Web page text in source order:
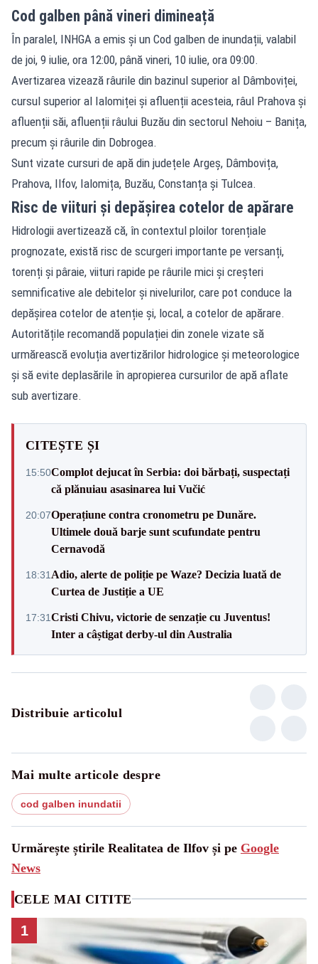
Cod galben până vineri dimineață
În paralel, INHGA a emis și un Cod galben de inundații, valabil
de joi, 9 iulie, ora 12:00, până vineri, 10 iulie, ora 09:00.
Avertizarea vizează râurile din bazinul superior al Dâmboviței,
cursul superior al Ialomiței și afluenții acesteia, râul Prahova și
afluenții săi, afluenții râului Buzău din sectorul Nehoiu – Banița,
precum și râurile din Dobrogea.
Sunt vizate cursuri de apă din județele Argeș, Dâmbovița,
Prahova, Ilfov, Ialomița, Buzău, Constanța și Tulcea.
Risc de viituri și depășirea cotelor de apărare
Hidrologii avertizează că, în contextul ploilor torențiale
prognozate, există risc de scurgeri importante pe versanți,
torenți și pâraie, viituri rapide pe râurile mici și creșteri
semnificative ale debitelor și nivelurilor, care pot conduce la
depășirea cotelor de atenție și, local, a cotelor de apărare.
Autoritățile recomandă populației din zonele vizate să
urmărească evoluția avertizărilor hidrologice și meteorologice
și să evite deplasările în apropierea cursurilor de apă aflate
sub avertizare.
CITEȘTE ȘI
15:50Complot dejucat în Serbia: doi bărbați, suspectați
că plănuiau asasinarea lui Vučić
20:07Operațiune contra cronometru pe Dunăre.
Ultimele două barje sunt scufundate pentru
Cernavodă
18:31 Adio, alerte de poliție pe Waze? Decizia luată de
Curtea de Justiție a UE
17:31Cristi Chivu, victorie de senzație cu Juventus!
Inter a câștigat derby-ul din Australia
Distribuie articolul
Mai multe articole despre
cod galben inundatii
Urmărește știrile Realitatea de Ilfov și pe Google
News
CELE MAI CITITE
1